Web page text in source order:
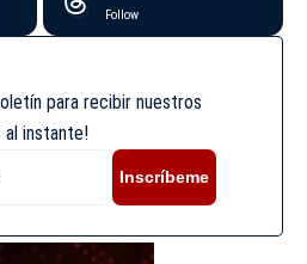
Follow
para recibir nuestros
al instante!
Inscríbeme